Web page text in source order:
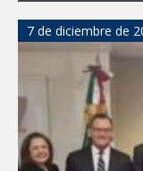
7 de diciembre de